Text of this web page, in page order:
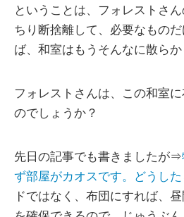
ということは、フォレストさ
ちり断捨離して、必要なもの
ば、和室はもうそんなに散らか
フォレストさんは、この和室
のでしょうか？
先日の記事でも書きましたが⇒
ず部屋がカオスです。どうし
ドではなく、布団にすれば、